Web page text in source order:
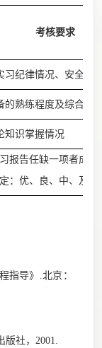
考核要求
习纪律情况、安全、
的熟练程度及综合实
知识掌握情况
报告任缺一项者成
：优、良、中、及格
指导》. 北京：
版社， 2001.